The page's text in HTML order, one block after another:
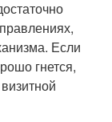
Если
гнется,